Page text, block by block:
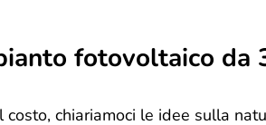
fotovoltaico da
costo, chiariamoci le idee sulla